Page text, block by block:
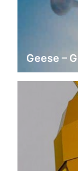
Geese –